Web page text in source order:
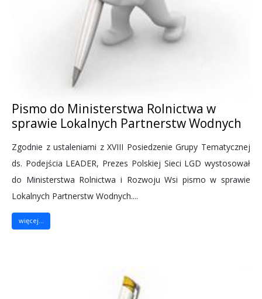
Pismo do Ministerstwa Rolnictwa w
sprawie Lokalnych Partnerstw Wodnych
Zgodnie z ustaleniami z XVIII Posiedzenie Grupy Tematycznej
ds. Podejścia LEADER, Prezes Polskiej Sieci LGD wystosował
do Ministerstwa Rolnictwa i Rozwoju Wsi pismo w sprawie
Lokalnych Partnerstw Wodnych....
więcej...